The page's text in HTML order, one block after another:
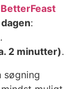
BetterFeast
:
.
2 minutter).